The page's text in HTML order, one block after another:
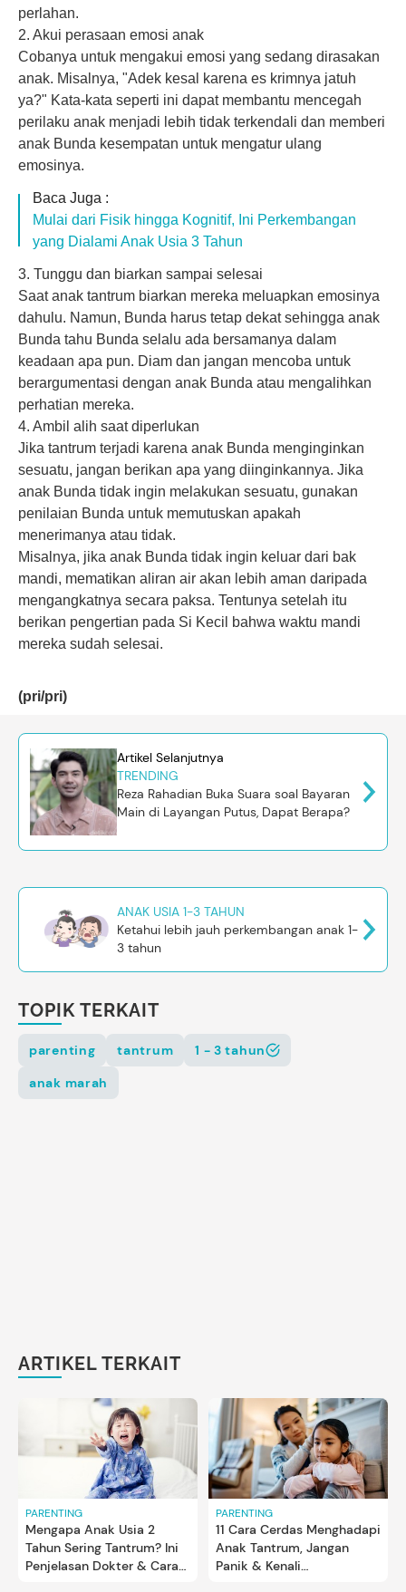
perlahan.
2. Akui perasaan emosi anak
Cobanya untuk mengakui emosi yang sedang dirasakan
anak. Misalnya, "Adek kesal karena es krimnya jatuh
ya?" Kata-kata seperti ini dapat membantu mencegah
perilaku anak menjadi lebih tidak terkendali dan memberi
anak Bunda kesempatan untuk mengatur ulang
emosinya.
Baca Juga :
Mulai dari Fisik hingga Kognitif, Ini Perkembangan
yang Dialami Anak Usia 3 Tahun
3. Tunggu dan biarkan sampai selesai
Saat anak tantrum biarkan mereka meluapkan emosinya
dahulu. Namun, Bunda harus tetap dekat sehingga anak
Bunda tahu Bunda selalu ada bersamanya dalam
keadaan apa pun. Diam dan jangan mencoba untuk
berargumentasi dengan anak Bunda atau mengalihkan
perhatian mereka.
4. Ambil alih saat diperlukan
Jika tantrum terjadi karena anak Bunda menginginkan
sesuatu, jangan berikan apa yang diinginkannya. Jika
anak Bunda tidak ingin melakukan sesuatu, gunakan
penilaian Bunda untuk memutuskan apakah
menerimanya atau tidak.
Misalnya, jika anak Bunda tidak ingin keluar dari bak
mandi, mematikan aliran air akan lebih aman daripada
mengangkatnya secara paksa. Tentunya setelah itu
berikan pengertian pada Si Kecil bahwa waktu mandi
mereka sudah selesai.
(pri/pri)
Artikel Selanjutnya
TRENDING
Reza Rahadian Buka Suara soal Bayaran
Main di Layangan Putus, Dapat Berapa?
ANAK USIA 1-3 TAHUN
Ketahui lebih jauh perkembangan anak 1-
3 tahun
TOPIK TERKAIT
parenting tantrum
1 - 3 tahun
anak marah
ARTIKEL TERKAIT
PARENTING
Mengapa Anak Usia 2
Tahun Sering Tantrum? Ini
Penjelasan Dokter & Cara
PARENTING
11 Cara Cerdas Menghadapi
Anak Tantrum, Jangan
Panik & Kenali